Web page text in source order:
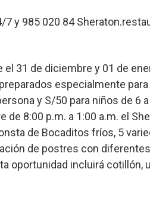
y 985 020 84
el 31 de diciembre y 01 de
especialmente
y S/50 para niños de 6
de 8:00 p.m. a 1:00 a.m. el
de Bocaditos fríos, 5
de postres con
oportunidad incluirá cotillón,